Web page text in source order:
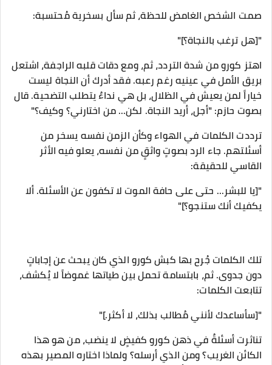
صمت الشخص الغامض للحظة، ثم سأل بسخرية مُحتسبة:
"[هل ترغب بالنجاة؟]"
اهتز كورو من شدة التردد، ثم، ومع دقات قلبه الراجفة، اشتعل
بريق الأمل في عينيه رغم رعبه. فقد أدرك أن النجاة ليست
خياراً لمن يعيش في الظلال، بل هي نداءٌ يتطلب التضحية. قال
بصوت حازم: "أجل، أريد النجاة. لكن... من اختارني؟ وكيف؟"
ترددت الكلمات في الهواء وكأن الزمن نفسه يسخر من
أسئلتهم. جاء الرد بصوتٍ واثقٍ من نفسه، يعلو فيه الأثر
القاسي للحقيقة:
"[يا للبشر... حتى على حافة الموت لا تكفون عن الأسئلة. ألا
يكفيك أنك ستنجو؟]"
تلك الكلمات جُرح بها كبش كورو الذي كان يبحث عن إجاباتٍ
دون جدوى. ثم، بابتسامة تحمل بين طياتها غموضاً لا يُكشف،
تتابعت الكلمات:
"[سأساعدك لأنني مُطالب بذلك، لا أكثر.]"
تناثرت أسئلةٌ في ذهن كورو كفيضٍ لا ينضب، من هو هذا
الكائن الغريب؟ ومن الذي أرسله؟ ولماذا اختاره المصير بهذه